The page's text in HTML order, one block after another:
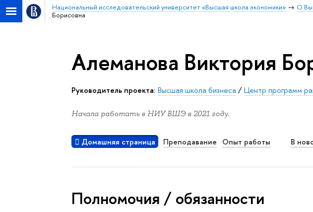
Национальный исследовательский университет «Высшая школа экономики» О
Борисовна
Алеманова Виктория
Руководитель проекта: Высшая школа бизнеса /Центр программ
Начала работать в НИУ ВШЭ в 2021 году.
Домашняя страница Преподавание Опыт работы В
Полномочия / обязанности